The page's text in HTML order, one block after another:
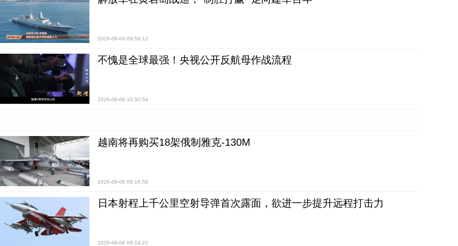
2026-08-06 09:56:12
不愧是全球最强！央视公开反航母作战流程
2026-08-06 10:50:54
越南将再购买18架俄制雅克-130M
2026-08-06 09:16:58
日本射程上千公里空射导弹首次露面，欲进一步提升远程打击力
2026-08-06 09:14:22